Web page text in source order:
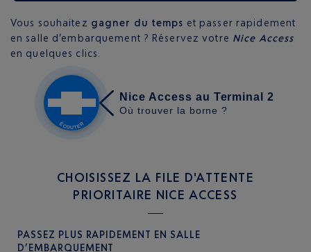
Vous souhaitez gagner du temps et passer rapidement
en salle d’embarquement ? Réservez votre Nice Access
en quelques clics.
CHOISISSEZ LA FILE D'ATTENTE
PRIORITAIRE NICE ACCESS
PASSEZ PLUS RAPIDEMENT EN SALLE
D’EMBARQUEMENT